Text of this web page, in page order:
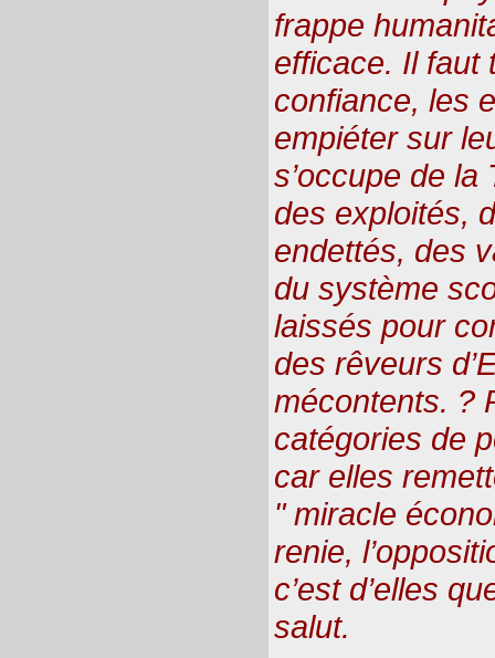
frappe
efficace. Il faut
confiance, les
empiéter sur
s’occupe de
des exploités,
endettés, des
du système
laissés pour
des rêveurs
mécontents. ?
catégories de
car elles
" miracle
renie,
c’est d’elles
salut.